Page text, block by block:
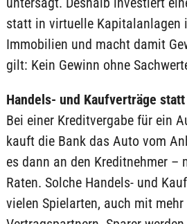
statt in virtuelle Kapitalanlagen
Immobilien und macht damit
gilt: Kein Gewinn ohne
Handels- und Kaufverträge
Bei einer Kreditvergabe für ein
kauft die Bank das Auto vom
es dann an den Kreditnehmer –
Raten. Solche Handels- und
vielen Spielarten, auch mit